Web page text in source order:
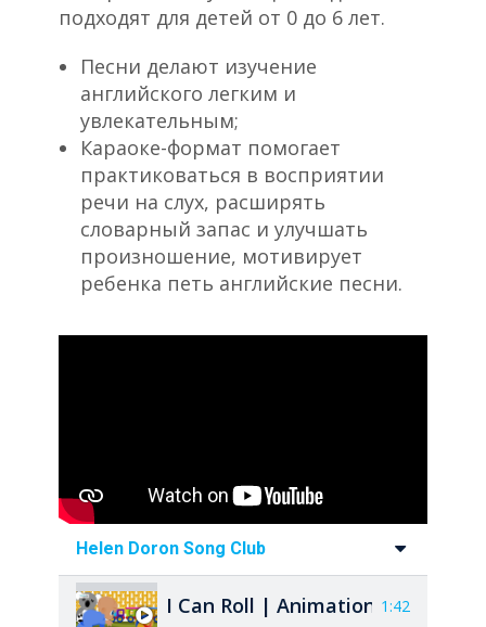
подходят для детей от 0 до 6 лет.
Песни делают изучение
английского легким и
увлекательным;
Караоке-формат помогает
практиковаться в восприятии
речи на слух, расширять
словарный запас и улучшать
произношение, мотивирует
ребенка петь английские песни.
Helen Doron Song Club
I Can Roll | Animations for
1:42